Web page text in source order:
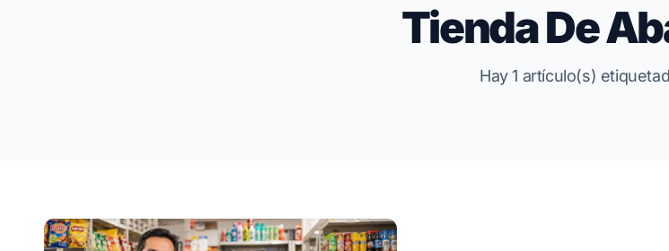
Tienda De
Hay 1 artículo(s)